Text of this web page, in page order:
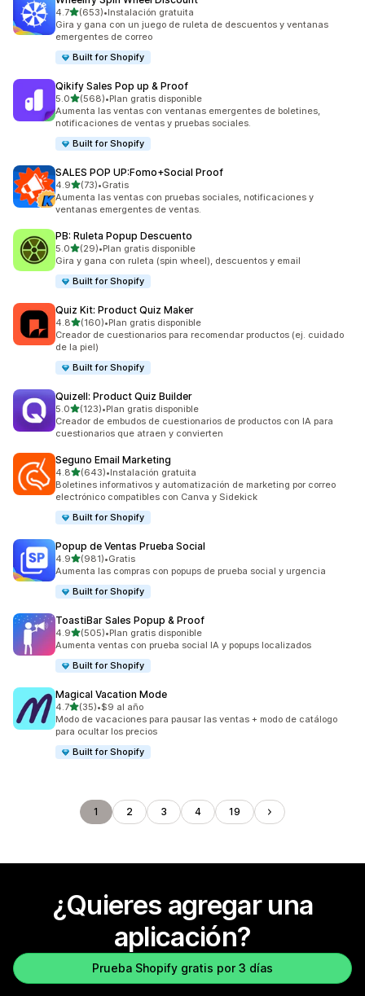
4.7de 5 estrellas
(653)
653 reseñas en total
•Instalación gratuita
Gira y gana con un juego de ruleta de descuentos y ventanas
emergentes de correo
Built for Shopify
Qikify Sales Pop up & Proof
5.0de 5 estrellas
(568)
568 reseñas en total
•Plan gratis disponible
Aumenta las ventas con ventanas emergentes de boletines,
notificaciones de ventas y pruebas sociales.
Built for Shopify
SALES POP UP:Fomo+Social Proof
4.9de 5 estrellas
(73)
73 reseñas en total
•Gratis
Aumenta las ventas con pruebas sociales, notificaciones y
ventanas emergentes de ventas.
PB: Ruleta Popup Descuento
5.0de 5 estrellas
(29)
29 reseñas en total
•Plan gratis disponible
Gira y gana con ruleta (spin wheel), descuentos y email
Built for Shopify
Quiz Kit: Product Quiz Maker
4.8de 5 estrellas
(160)
160 reseñas en total
•Plan gratis disponible
Creador de cuestionarios para recomendar productos (ej. cuidado
de la piel)
Built for Shopify
Quizell: Product Quiz Builder
5.0de 5 estrellas
(123)
123 reseñas en total
•Plan gratis disponible
Creador de embudos de cuestionarios de productos con IA para
cuestionarios que atraen y convierten
Seguno Email Marketing
4.8de 5 estrellas
(643)
643 reseñas en total
•Instalación gratuita
Boletines informativos y automatización de marketing por correo
electrónico compatibles con Canva y Sidekick
Built for Shopify
Popup de Ventas Prueba Social
4.9de 5 estrellas
(981)
981 reseñas en total
•Gratis
Aumenta las compras con popups de prueba social y urgencia
Built for Shopify
ToastiBar Sales Popup & Proof
4.9de 5 estrellas
(505)
505 reseñas en total
•Plan gratis disponible
Aumenta ventas con prueba social IA y popups localizados
Built for Shopify
Magical Vacation Mode
4.7de 5 estrellas
(35)
35 reseñas en total
•$9 al año
Modo de vacaciones para pausar las ventas + modo de catálogo
para ocultar los precios
Built for Shopify
1 2 3 4 19
¿Quieres agregar una
aplicación?
Prueba Shopify gratis por 3 días